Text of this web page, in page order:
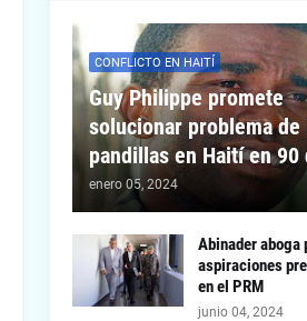
CONFLICTO EN HAITÍ
Guy Philippe promete
solucionar problema de
pandillas en Haití en 90
enero 05, 2024
Abinader aboga
aspiraciones
en el PRM
junio 04, 2024